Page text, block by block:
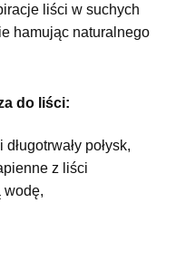
liści w suchych
hamując naturalnego
do liści:
połysk,
z liści
wodę,